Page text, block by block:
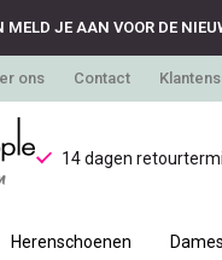
MELD JE AAN VOOR DE
ons Contact
14 dagen
Herenschoenen